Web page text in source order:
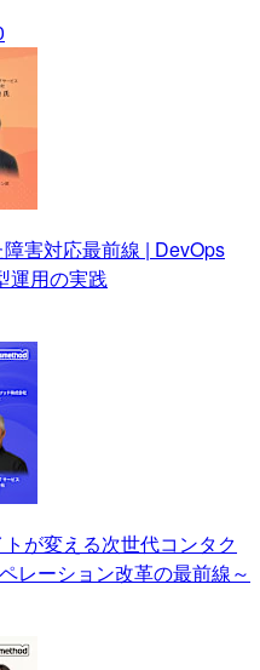
障害対応最前線 | DevOps
運用の実践
が変える次世代コンタク
レーション改革の最前線～